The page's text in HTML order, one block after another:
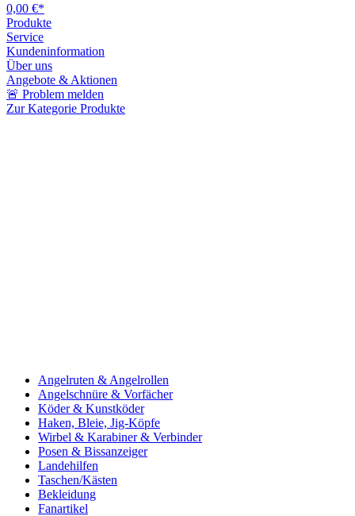
0,00 €*
Produkte
Service
Kundeninformation
Über uns
Angebote & Aktionen
🚨 Problem melden
Zur Kategorie Produkte
Angelruten & Angelrollen
Angelschnüre & Vorfächer
Köder & Kunstköder
Haken, Bleie, Jig-Köpfe
Wirbel & Karabiner & Verbinder
Posen & Bissanzeiger
Landehilfen
Taschen/Kästen
Bekleidung
Fanartikel